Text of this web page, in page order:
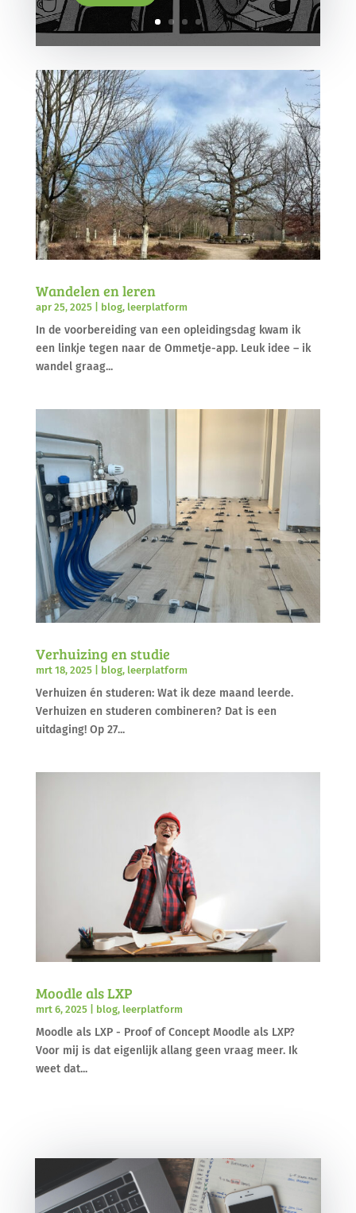
Wandelen en leren
apr 25, 2025| blog, leerplatform
In de voorbereiding van een opleidingsdag kwam ik
een linkje tegen naar de Ommetje-app. Leuk idee – ik
wandel graag...
Verhuizing en studie
mrt 18, 2025| blog, leerplatform
Verhuizen én studeren: Wat ik deze maand leerde.
Verhuizen en studeren combineren? Dat is een
uitdaging! Op 27...
Moodle als LXP
mrt 6, 2025| blog, leerplatform
Moodle als LXP - Proof of Concept Moodle als LXP?
Voor mij is dat eigenlijk allang geen vraag meer. Ik
weet dat...